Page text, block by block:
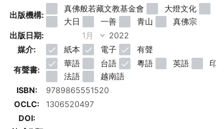
出版機構:
真佛般若藏文教基金會 大燈文化
大日
一善 青山
真佛宗
出版日期:
媒介:
紙本 電子 有聲
有聲書:
華語 台語 粵語 英語
印
法語
越南語
ISBN:
OCLC:
DOI: